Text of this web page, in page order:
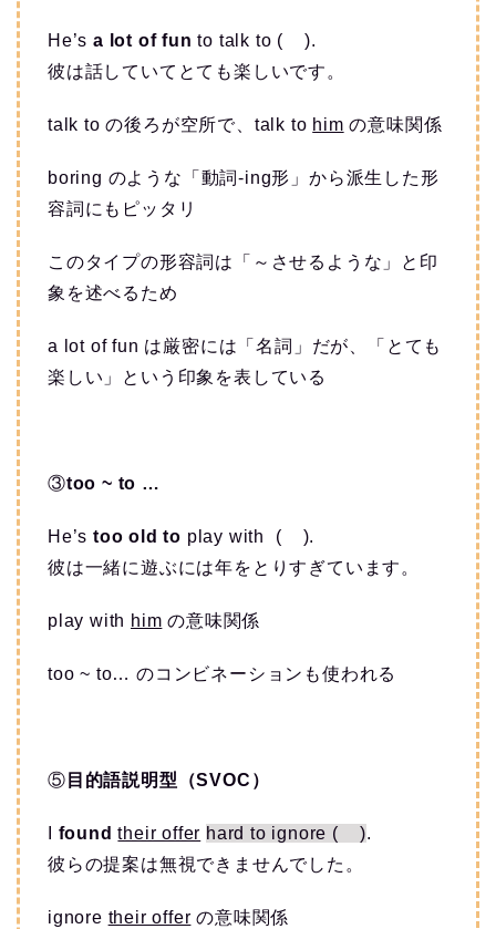
He’s a lot of fun to talk to ( ).
彼は話していてとても楽しいです。
talk to の後ろが空所で、talk to him の意味関係
boring のような「動詞-ing形」から派生した形
容詞にもピッタリ
このタイプの形容詞は「～させるような」と印
象を述べるため
a lot of fun は厳密には「名詞」だが、「とても
楽しい」という印象を表している
③too ~ to …
He’s too old to play with ( ).
彼は一緒に遊ぶには年をとりすぎています。
play with him の意味関係
too ~ to… のコンビネーションも使われる
⑤ 目的語説明型（SVOC）
found their offer hard to ignore ( ).
彼らの提案は無視できませんでした。
ignore their offer の意味関係